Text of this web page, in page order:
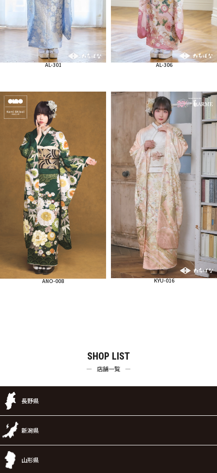
AL-301 AL-306
ANO-008 KYU-016
SHOP LIST
店舗一覧
長野県
新潟県
山形県